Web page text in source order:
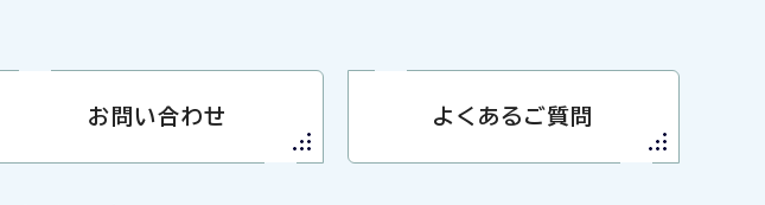
お問い合わせ よくあるご質問